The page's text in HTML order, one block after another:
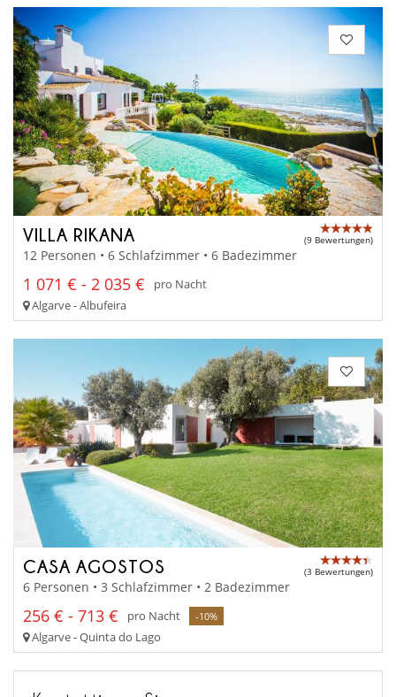
VILLA RIKANA (9 Bewertungen)
12 Personen • 6 Schlafzimmer • 6 Badezimmer
1 071 € - 2 035 €
pro Nacht
Algarve - Albufeira
CASA AGOSTOS (3 Bewertungen)
6 Personen • 3 Schlafzimmer • 2 Badezimmer
256 € - 713 € pro Nacht -10%
Algarve - Quinta do Lago